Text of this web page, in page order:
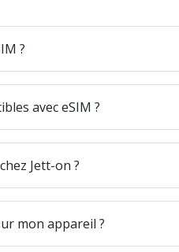
?
avec eSIM ?
Jett-on ?
mon appareil ?